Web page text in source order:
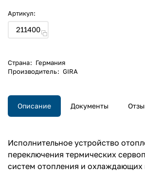
Артикул:
211400
Страна: Германия
Производитель: GIRA
Описание Документы
Исполнительное устройство
переключения термических
систем отопления и охлаждающих